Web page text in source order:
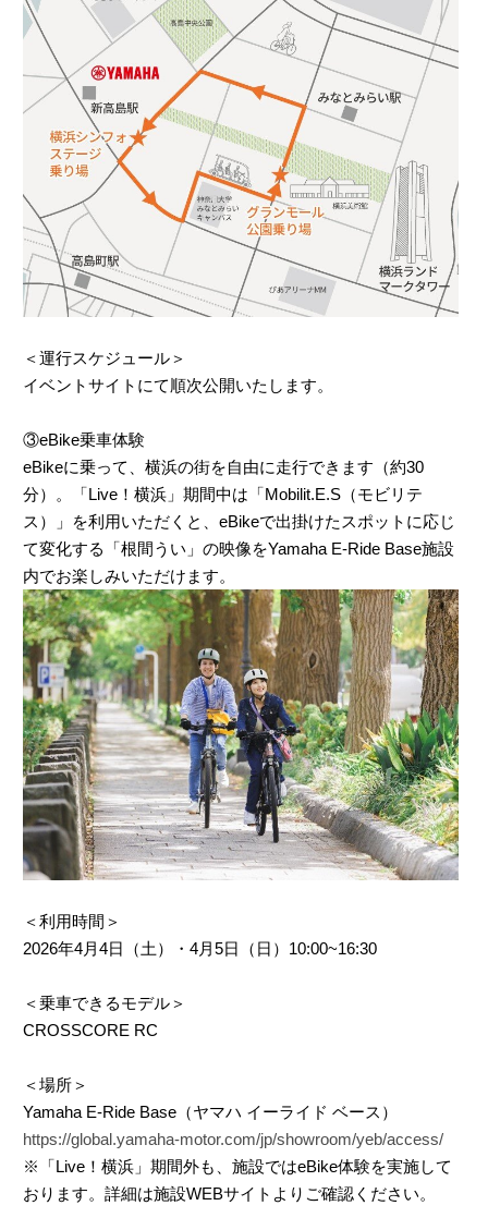
＜運行スケジュール＞
イベントサイトにて順次公開いたします。
③eBike乗車体験
eBikeに乗って、横浜の街を自由に走行できます（約30
分）。「Live！横浜」期間中は「Mobilit.E.S（モビリテ
ス）」を利用いただくと、eBikeで出掛けたスポットに応じ
て変化する「根間うい」の映像をYamaha E-Ride Base施設
内でお楽しみいただけます。
＜利用時間＞
2026年4月4日（土）・4月5日（日）10:00~16:30
＜乗車できるモデル＞
CROSSCORE RC
＜場所＞
Yamaha E-Ride Base（ヤマハ イーライド ベース）
https://global.yamaha-motor.com/jp/showroom/yeb/access/
※「Live！横浜」期間外も、施設ではeBike体験を実施して
おります。詳細は施設WEBサイトよりご確認ください。